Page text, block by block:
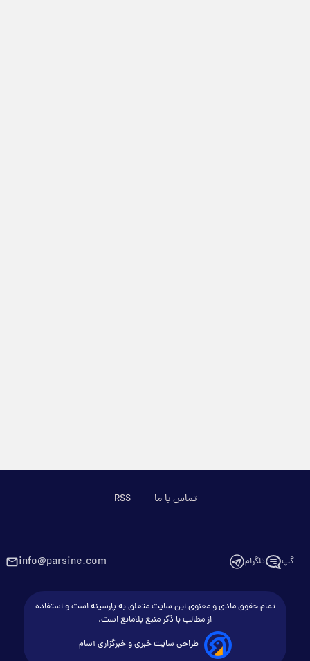
تماس با ما RSS
گپ تلگرام info@parsine.com
تمام حقوق مادی و معنوی این سایت متعلق به پارسینه است و استفاده
از مطالب با ذکر منبع بلامانع است.
طراحی سایت خبری و خبرگزاری آسام